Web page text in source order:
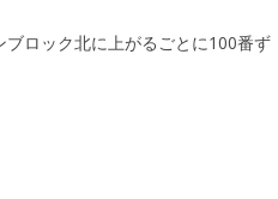
ロック北に上がるごとに100番ず